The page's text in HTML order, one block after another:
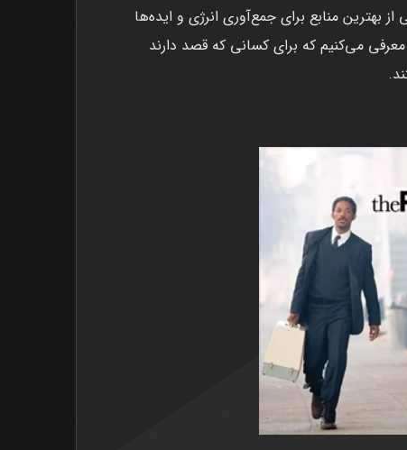
از بهترین منابع برای جمع‌آوری انرژی و ایده‌ها
معرفی می‌کنیم که برای کسانی که قصد دارند